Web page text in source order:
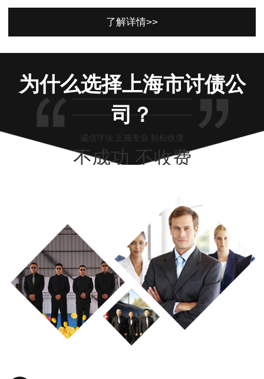
了解详情>>
为什么选择上海市讨债公
司？
诚信守法 正规专业 轻松收债
不成功 不收费